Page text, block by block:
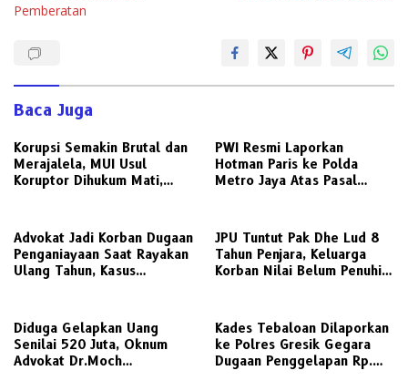
Pemberatan
Baca Juga
Korupsi Semakin Brutal dan
Merajalela, MUI Usul
Koruptor Dihukum Mati,
PWI Resmi Laporkan
Hotman Paris ke Polda
Metro Jaya Atas Pasal
Advokat Jadi Korban Dugaan
Penganiayaan Saat Rayakan
Ulang Tahun, Kasus
JPU Tuntut Pak Dhe Lud 8
Tahun Penjara, Keluarga
Korban Nilai Belum Penuhi
Diduga Gelapkan Uang
Senilai 520 Juta, Oknum
Advokat Dr.Moch
Kades Tebaloan Dilaporkan
ke Polres Gresik Gegara
Dugaan Penggelapan Rp.